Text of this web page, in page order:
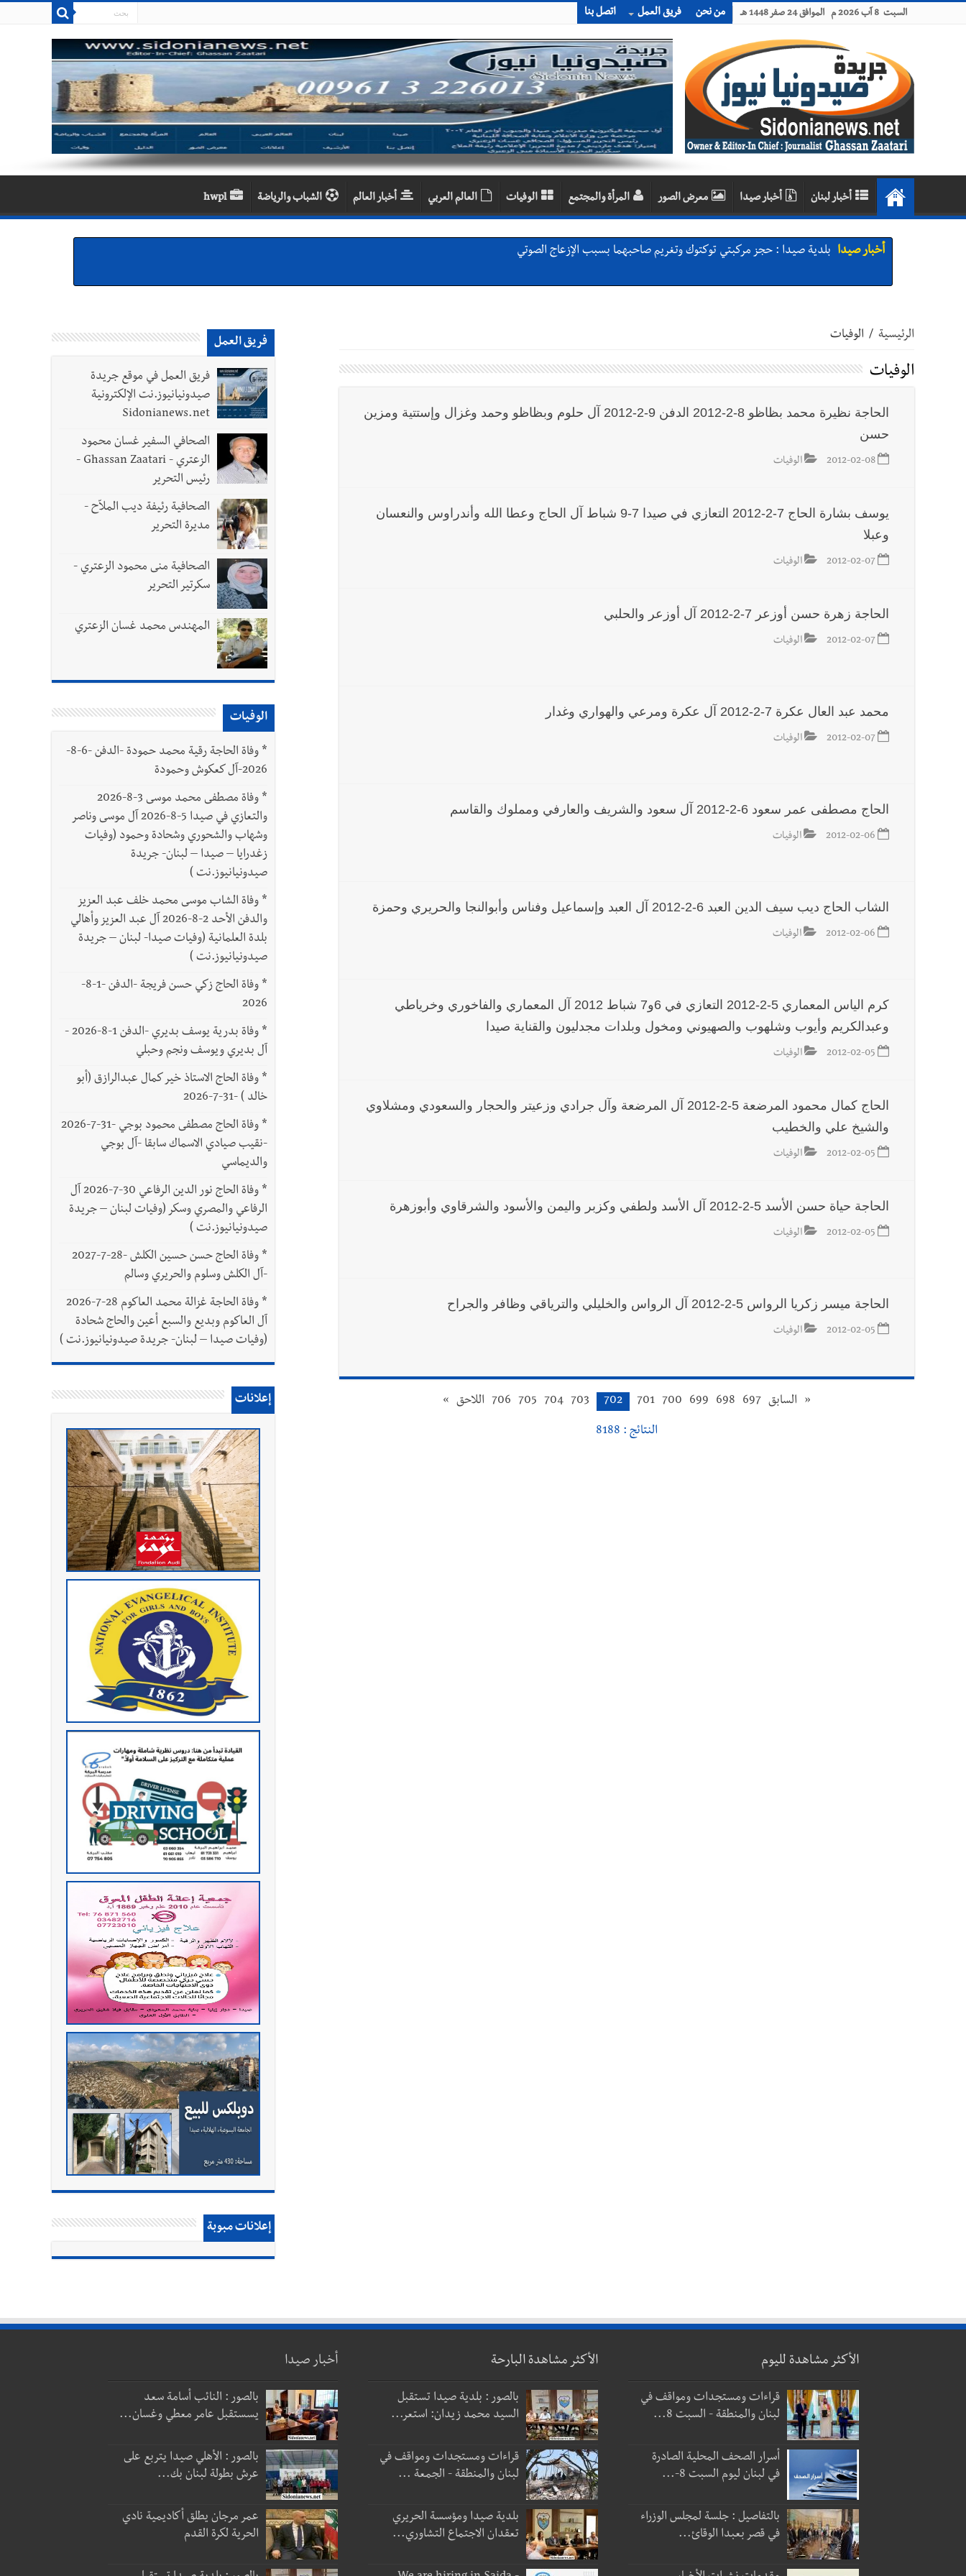
السبت 8 آب 2026 م الموافق 24 صفر 1448 هـ من نحن فريق العمل اتصل بنا
أخبار لبنان أخبار صيدا معرض الصور المرأة والمجتمع الوفيات العالم العربي أخبار العالم الشباب والرياضة hwpl
أخبار صيدا بلدية صيدا : حجز مركبتي توكتوك وتغريم صاحبهما بسبب الإزعاج الصوتي
أخبار صيدا
بالتفاصيل : جلسة لمجلس الوزراء في قصر بعبدا الوقائع والمقررات : تعيينات ورد 4 قوانين وزيادات الغلاء| الرئيس عون شدد على تفهم ترامب واردوغان لوضع لبنان وكشف عن
مؤتمر اقتصادي يتم العمل عليه في واشنطن
أخبار لبنان
قراءات ومستجدات ومواقف في لبنان والمنطقة - السبت 8-8-2026: لاءات إسرائيل الثلاث تضرب المسار التفاوضي واتفاق مكة على طاولة الإقليم؟ | استهداف الجيش اللبناني
يرفع منسوب التصعيد الإسرائيلي؟ | الخيام وبنت جبيل خارج التجربة؟
أخبار لبنان
أسرار الصحف المحلية الصادرة في لبنان ليوم السبت 8-8-2026
الرئيسية / الوفيات
الوفيات
الحاجة نظيرة محمد بظاظو 8-2-2012 الدفن 9-2-2012 آل حلوم وبظاظو وحمد وغزال وإستتية ومزين
حسن
2012-02-08 الوفيات
يوسف بشارة الحاج 7-2-2012 التعازي في صيدا 7-9 شباط آل الحاج وعطا الله وأندراوس والنعسان
وعبلا
2012-02-07 الوفيات
الحاجة زهرة حسن أوزعر 7-2-2012 آل أوزعر والحلبي
2012-02-07 الوفيات
محمد عبد العال عكرة 7-2-2012 آل عكرة ومرعي والهواري وغدار
2012-02-07 الوفيات
الحاج مصطفى عمر سعود 6-2-2012 آل سعود والشريف والعارفي ومملوك والقاسم
2012-02-06 الوفيات
الشاب الحاج ديب سيف الدين العبد 6-2-2012 آل العبد وإسماعيل وفناس وأبوالنجا والحريري وحمزة
2012-02-06 الوفيات
كرم الياس المعماري 5-2-2012 التعازي في 6و7 شباط 2012 آل المعماري والفاخوري وخرياطي
وعبدالكريم وأيوب وشلهوب والصهيوني ومخول وبلدات مجدليون والقناية صيدا
2012-02-05 الوفيات
الحاج كمال محمود المرضعة 5-2-2012 آل المرضعة وآل جرادي وزعيتر والحجار والسعودي ومشلاوي
والشيخ علي والخطيب
2012-02-05 الوفيات
الحاجة حياة حسن الأسد 5-2-2012 آل الأسد ولطفي وكزبر واليمن والأسود والشرقاوي وأبوزهرة
2012-02-05 الوفيات
الحاجة ميسر زكريا الرواس 5-2-2012 آل الرواس والخليلي والترياقي وظافر والجراح
2012-02-05 الوفيات
« السابق 697
698
699
700
701
702
703
704
705
706 اللاحق »
النتائج : 8188
فريق العمل
فريق العمل في موقع جريدة
صيدونيانيوز.نت الإلكترونية
Sidonianews.net
الصحافي السفير غسان محمود
الزعتري - Ghassan Zaatari -
رئيس التحرير
الصحافية رئيفة ديب الملاّح -
مديرة التحرير
الصحافية منى محمود الزعتري -
سكرتير التحرير
المهندس محمد غسان الزعتري
الوفيات
*
وفاة الحاجة رقية محمد حمودة -الدفن -6-8-
2026-آل كعكوش وحمودة
*
وفاة مصطفى محمد موسى 3-8-2026
والتعازي في صيدا 5-8-2026 آل موسى وناصر
وشهاب والشحوري وشحادة وحمود (وفيات
زغدرايا – صيدا – لبنان- جريدة
صيدونيانيوز.نت )
* وفاة الشاب موسى محمد خلف عبد العزيز
والدفن الأحد 2-8-2026 آل عبد العزيز وأهالي
بلدة العلمانية (وفيات صيدا- لبنان – جريدة
صيدونيانيوز.نت )
*
وفاة الحاج زكي حسن فريجة -الدفن -1-8-
2026
*
وفاة بدرية يوسف بديري -الدفن 1-8-2026 -
آل بديري ويوسف ونجم وحبلي
* وفاة الحاج الاستاذ خير كمال عبدالرازق (أبو
خالد ) -31-7-2026
*
وفاة الحاج مصطفى محمود بوجي -31-7-2026
-نقيب صيادي الاسماك سابقا -آل بوجي
والديماسي
*
وفاة الحاج نور الدين الرفاعي 30-7-2026 آل
الرفاعي والمصري وسكر (وفيات لبنان – جريدة
صيدونيانيوز.نت )
*
وفاة الحاج حسن حسين الكلش -28-7-2027
-آل الكلش وسلوم والحريري وسالم
*
وفاة الحاجة غزالة محمد العاكوم 28-7-2026
آل العاكوم وبديع والسبع أعين والحاج شحادة
(وفيات صيدا – لبنان- جريدة صيدونيانيوز.نت )
إعلانات
إعلانات مبوبة
الأكثر مشاهدة لليوم
قراءات ومستجدات ومواقف في
لبنان والمنطقة - السبت 8...
أسرار الصحف المحلية الصادرة
في لبنان ليوم السبت 8-...
بالتفاصيل : جلسة لمجلس الوزراء
في قصر بعبدا الوقائ...
الأكثر مشاهدة البارحة
بالصور : بلدية صيدا تستقبل
السيد محمد زيدان: استعر...
قراءات ومستجدات ومواقف في
لبنان والمنطقة - الجمعة ...
بلدية صيدا ومؤسسة الحريري
تعقدان الاجتماع التشاوري...
أخبار صيدا
بالصور : النائب أسامة سعد
يسستقبل عامر معطي وغسان...
بالصور : الأهلي صيدا يتربع على
عرش بطولة لبنان بك...
عمر مرجان يطلق أكاديمية نادي
الحرية لكرة القدم